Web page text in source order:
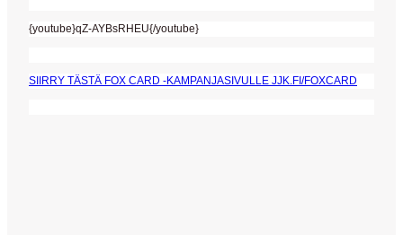
{youtube}qZ-AYBsRHEU{/youtube}
SIIRRY TÄSTÄ FOX CARD -KAMPANJASIVULLE JJK.FI/FOXCARD